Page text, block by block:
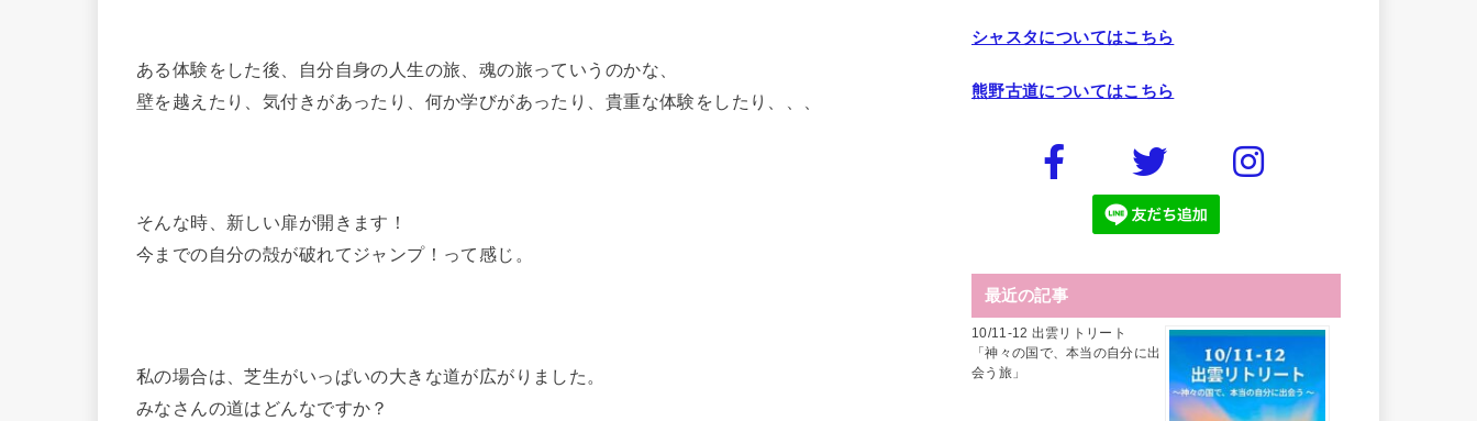
ある体験をした後、自分自身の人生の旅、魂の旅っていうのかな、
壁を越えたり、気付きがあったり、何か学びがあったり、貴重な体験をしたり、、、
そんな時、新しい扉が開きます！
今までの自分の殻が破れてジャンプ！って感じ。
私の場合は、芝生がいっぱいの大きな道が広がりました。
みなさんの道はどんなですか？
シャスタについてはこちら
熊野古道についてはこちら
最近の記事
10/11-12 出雲リトリート
「神々の国で、本当の自分に出
会う旅」